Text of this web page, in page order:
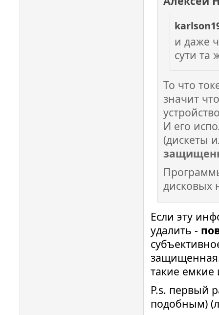
и даже
сути та
То что
значит
И его
(дискеты
дисковых
Если эту
удалить -
такие
P.s. первый
подобным)